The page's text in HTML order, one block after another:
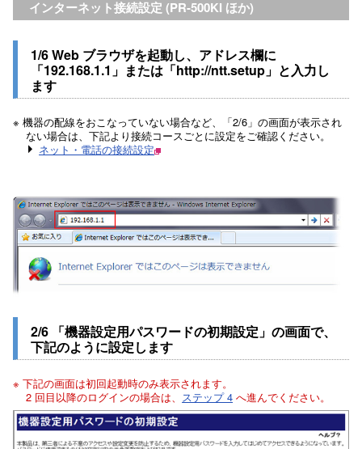
インターネット接続設定 (PR-500KI ほか)
1/6 Web ブラウザを起動し、アドレス欄に
「192.168.1.1」または「http://ntt.setup」と入力し
ます
※ 機器の配線をおこなっていない場合など、「2/6」の画面が表示され
ない場合は、下記より接続コースごとに設定をご確認ください。
ネット・電話の接続設定
2/6 「機器設定用パスワードの初期設定」の画面で、
下記のように設定します
※ 下記の画面は初回起動時のみ表示されます。
2 回目以降のログインの場合は、
ステップ 4 へ進んでください。